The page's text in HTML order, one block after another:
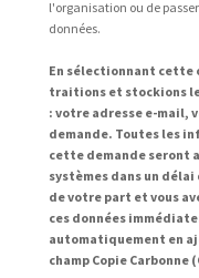
l'organisation ou de
données.
En sélectionnant cette
traitions et stockions
: votre adresse e-mail,
demande. Toutes les
cette demande seront
systèmes dans un
de votre part et vous
ces données
automatiquement en
champ Copie Carbonne